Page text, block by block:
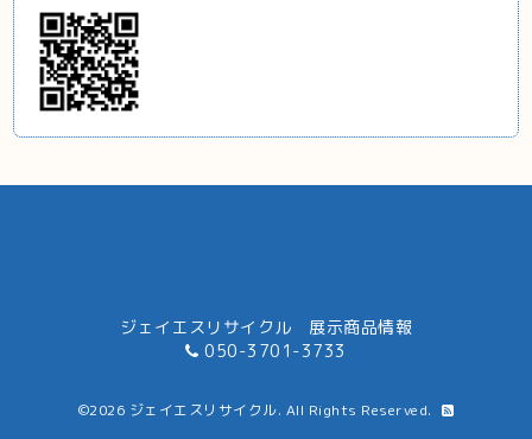
ジェイエスリサイクル 展示商品情報
050-3701-3733
©2026 ジェイエスリサイクル. All Rights Reserved.